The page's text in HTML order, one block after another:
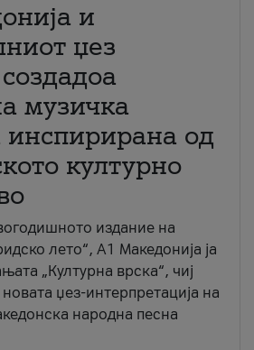
и
џез
музичка
инспирирана од
културно
издание на
лето“, А1 Македонија ја
„Културна врска“, чиј
џез-интерпретација на
народна песна